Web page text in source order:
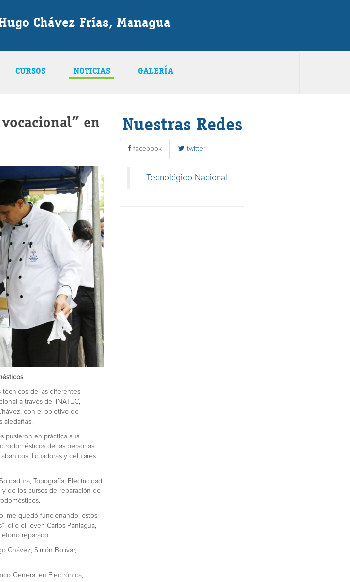
Chávez Frías, Managua
CURSOS NOTICIAS GALERÍA
en
técnicos de las diferentes
a través del INATEC,
con el objetivo de
aledañas.
pusieron en práctica sus
de las personas
licuadoras y celulares
Topografía, Electricidad
de los cursos de reparación de
me quedó funcionando; estos
dijo el joven Carlos Paniagua,
reparado.
Chávez, Simón Bolívar,
General en Electrónica,
Nuestras Redes
facebook twitter
Tecnológico Nacional